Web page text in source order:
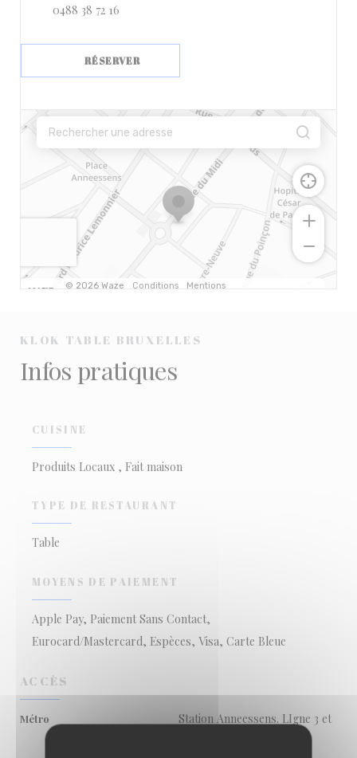
0488 38 72 16
RÉSERVER
KLOK TABLE BRUXELLES
Infos pratiques
CUISINE
Produits Locaux , Fait maison
TYPE DE RESTAURANT
Table
MOYENS DE PAIEMENT
Apple Pay, Paiement Sans Contact,
Eurocard/Mastercard, Espèces, Visa, Carte Bleue
ACCÈS
Métro
Station Anneessens. LIgne 3 et